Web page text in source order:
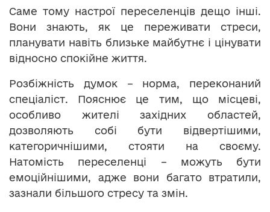
Саме тому настрої переселенців дещо інші.
Вони знають, як це переживати стреси,
планувати навіть близьке майбутнє і цінувати
відносно спокійне життя.
Розбіжність думок – норма, переконаний
спеціаліст. Пояснює це тим, що місцеві,
особливо жителі західних областей,
дозволяють собі бути відвертішими,
категоричнішими, стояти на своєму.
Натомість переселенці – можуть бути
емоційнішими, адже вони багато втратили,
зазнали більшого стресу та змін.